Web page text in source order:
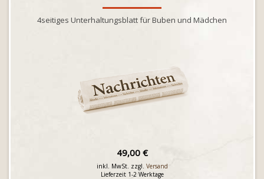
4seitiges Unterhaltungsblatt für Buben und Mädchen
49,00 €
inkl. MwSt. zzgl. Versand
Lieferzeit 1-2 Werktage